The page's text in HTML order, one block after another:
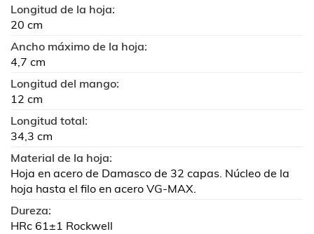
Longitud de la hoja:
20 cm
Ancho máximo de la hoja:
4,7 cm
Longitud del mango:
12 cm
Longitud total:
34,3 cm
Material de la hoja:
Hoja en acero de Damasco de 32 capas. Núcleo de la
hoja hasta el filo en acero VG-MAX.
Dureza:
HRc 61±1 Rockwell